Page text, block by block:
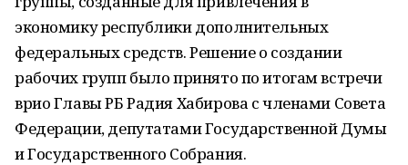
экономику республики дополнительных
федеральных средств. Решение о создании
рабочих групп было принято по итогам встречи
врио Главы РБ Радия Хабирова с членами Совета
Федерации, депутатами Государственной Думы
и Государственного Собрания.